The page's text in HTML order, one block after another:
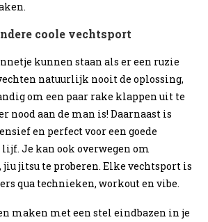
coole vechtsport
kunnen staan als er een ruzie
natuurlijk nooit de oplossing,
om een paar rake klappen uit te
nood aan de man is! Daarnaast is
en perfect voor een goede
Je kan ook overwegen om
jitsu te proberen. Elke vechtsport is
qua technieken, workout en vibe.
maken met een stel eindbazen in je